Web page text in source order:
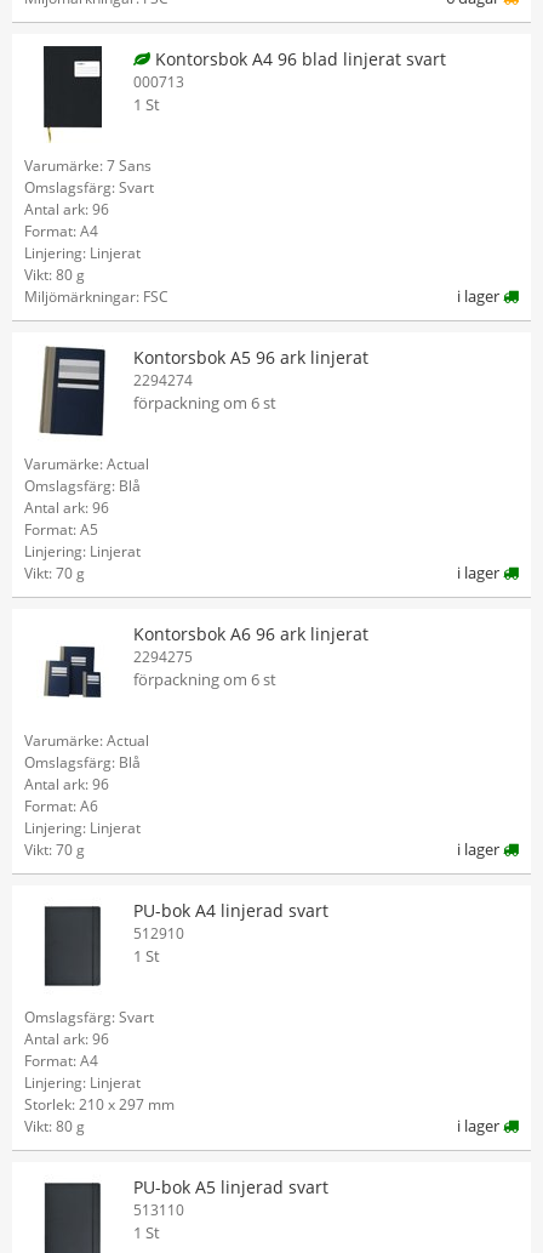
Kontorsbok A4 96 blad linjerat svart
000713
1 St
Varumärke: 7 Sans
Omslagsfärg: Svart
Antal ark: 96
Format: A4
Linjering: Linjerat
Vikt: 80 g
Miljömärkningar: FSC
i lager
Kontorsbok A5 96 ark linjerat
2294274
förpackning om 6 st
Varumärke: Actual
Omslagsfärg: Blå
Antal ark: 96
Format: A5
Linjering: Linjerat
Vikt: 70 g
i lager
Kontorsbok A6 96 ark linjerat
2294275
förpackning om 6 st
Varumärke: Actual
Omslagsfärg: Blå
Antal ark: 96
Format: A6
Linjering: Linjerat
Vikt: 70 g
i lager
PU-bok A4 linjerad svart
512910
1 St
Omslagsfärg: Svart
Antal ark: 96
Format: A4
Linjering: Linjerat
Storlek: 210 x 297 mm
Vikt: 80 g
i lager
PU-bok A5 linjerad svart
513110
1 St